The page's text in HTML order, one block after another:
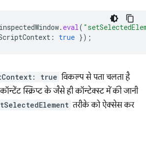
inspectedWindow. eval(
: true });
true विकल्प से पता चलता है
स्क्रिप्ट के जैसे ही कॉन्टेक्स्ट में की जानी
तरीके को ऐक्सेस कर